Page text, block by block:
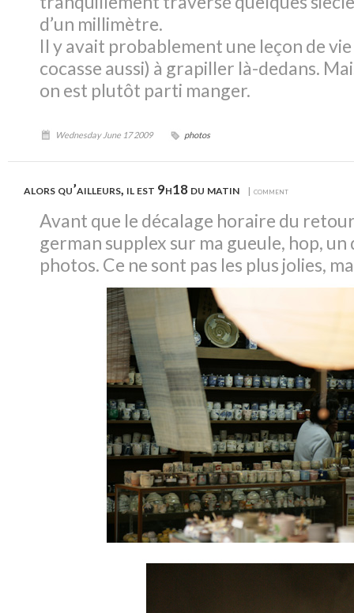
d’un millimètre.
Il y avait probablement une leçon de
cocasse aussi) à grapiller là-dedans.
on est plutôt parti manger.
Wednesday June 17 2009 photos
alors qu’ailleurs, il est 9h18 du matin | comment
Avant que le décalage horaire du
german supplex sur ma gueule, hop,
photos. Ce ne sont pas les plus jolies,